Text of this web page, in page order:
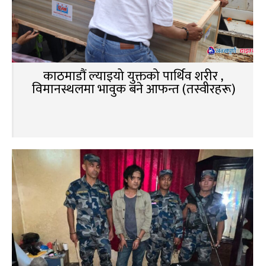
काठमाडौं ल्याइयो युक्तको पार्थिव शरीर ,
विमानस्थलमा भावुक बने आफन्त (तस्वीरहरू)